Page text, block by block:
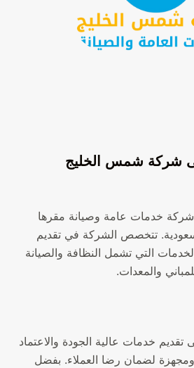
شركة شمس الخليج
خدمات عامة وصيانة مقرها
تتخصص الشركة في تقديم
التي تشمل النظافة والصيانة
والمعدات.
خدمات عالية الجودة والاعتماد
لضمان رضا العملاء. بفضل